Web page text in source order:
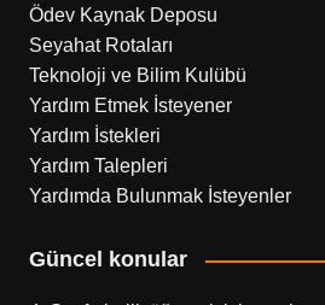
Ödev Kaynak Deposu
Seyahat Rotaları
Teknoloji ve Bilim Kulübü
Yardım Etmek İsteyener
Yardım İstekleri
Yardım Talepleri
Yardımda Bulunmak İsteyenler
Güncel konular